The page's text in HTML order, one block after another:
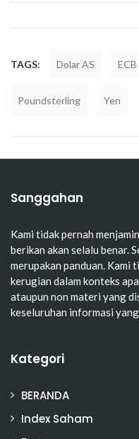
TAGS: Dolar AS ECB
Poundsterling Yen
Sanggahan
Kami tidak pernah
berikan akan selalu benar.
merupakan panduan. Kami
kerugian dalam konteks
ataupun non materi yang
keseluruhan informasi
Kategori
BERANDA
Index Saham